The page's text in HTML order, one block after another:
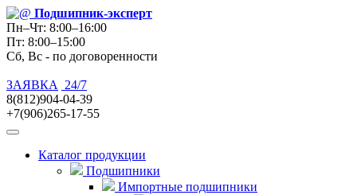
Подшипник-эксперт
Пн–Чт: 8:00–16:00
Пт: 8:00–15:00
Сб, Вс - по договоренности
ЗАЯВКА
24/7
8(812)904-04-39
+7(906)265-17-55
Каталог продукции
Подшипники
Импортные подшипники